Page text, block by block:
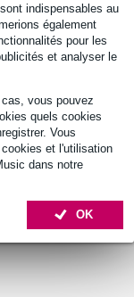
indispensables au
également
pour les
et analyser le
vous pouvez
quels cookies
Vous
et l'utilisation
dans notre
OK